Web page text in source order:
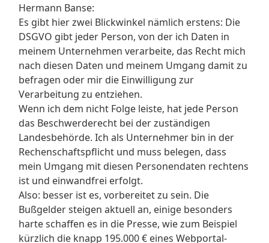
Hermann Banse:
Es gibt hier zwei Blickwinkel nämlich erstens: Die
DSGVO gibt jeder Person, von der ich Daten in
meinem Unternehmen verarbeite, das Recht mich
nach diesen Daten und meinem Umgang damit zu
befragen oder mir die Einwilligung zur
Verarbeitung zu entziehen.
Wenn ich dem nicht Folge leiste, hat jede Person
das Beschwerderecht bei der zuständigen
Landesbehörde. Ich als Unternehmer bin in der
Rechenschaftspflicht und muss belegen, dass
mein Umgang mit diesen Personendaten rechtens
ist und einwandfrei erfolgt.
Also: besser ist es, vorbereitet zu sein. Die
Bußgelder steigen aktuell an, einige besonders
harte schaffen es in die Presse, wie zum Beispiel
kürzlich die knapp 195.000 € eines Webportal-